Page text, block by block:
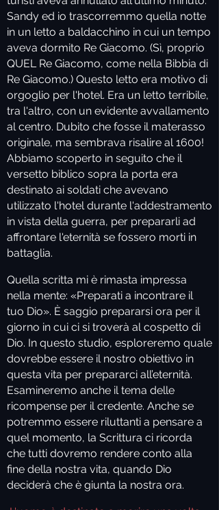
Sandy ed io trascorremmo quella notte
in un letto a baldacchino in cui un tempo
aveva dormito Re Giacomo. (Sì, proprio
QUEL Re Giacomo, come nella Bibbia di
Re Giacomo.) Questo letto era motivo di
orgoglio per l'hotel. Era un letto terribile,
tra l'altro, con un evidente avvallamento
al centro. Dubito che fosse il materasso
originale, ma sembrava risalire al 1600!
Abbiamo scoperto in seguito che il
versetto biblico sopra la porta era
destinato ai soldati che avevano
utilizzato l'hotel durante l'addestramento
in vista della guerra, per prepararli ad
affrontare l'eternità se fossero morti in
battaglia.
Quella scritta mi è rimasta impressa
nella mente: «Preparati a incontrare il
tuo Dio». È saggio prepararsi ora per il
giorno in cui ci si troverà al cospetto di
Dio. In questo studio, esploreremo quale
dovrebbe essere il nostro obiettivo in
questa vita per prepararci all’eternità.
Esamineremo anche il tema delle
ricompense per il credente. Anche se
potremmo essere riluttanti a pensare a
quel momento, la Scrittura ci ricorda
che tutti dovremo rendere conto alla
fine della nostra vita, quando Dio
deciderà che è giunta la nostra ora.